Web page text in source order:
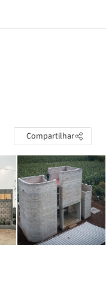
Compartilhar